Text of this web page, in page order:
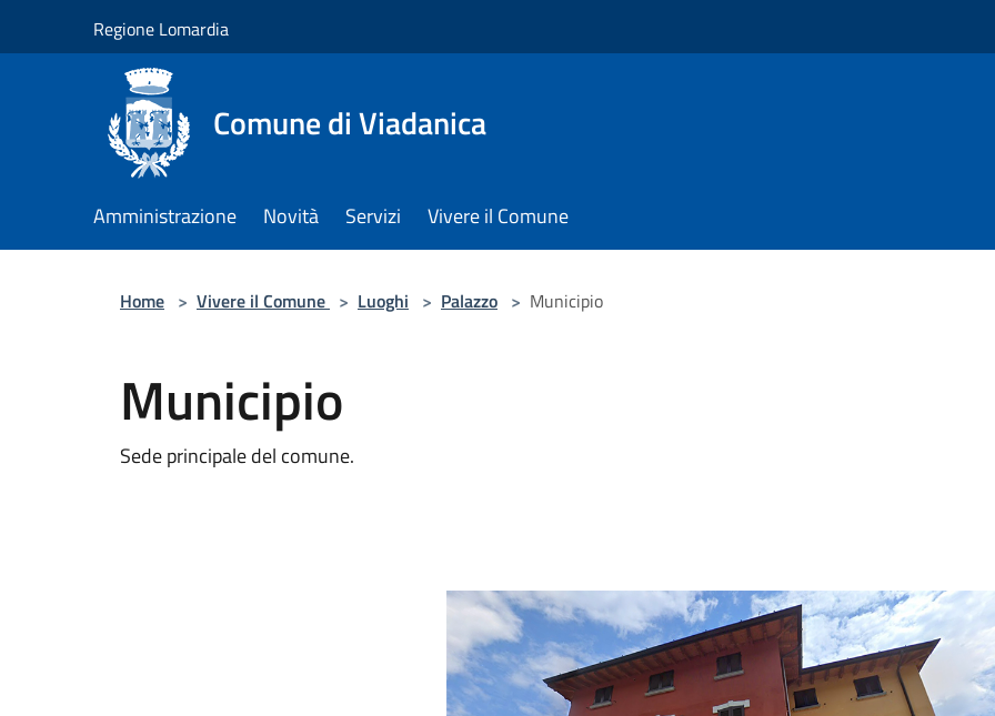
Regione Lomardia
Comune di Viadanica
Amministrazione Novità Servizi Vivere il Comune
Home > Vivere il Comune > Luoghi > Palazzo > Municipio
Municipio
Sede principale del comune.